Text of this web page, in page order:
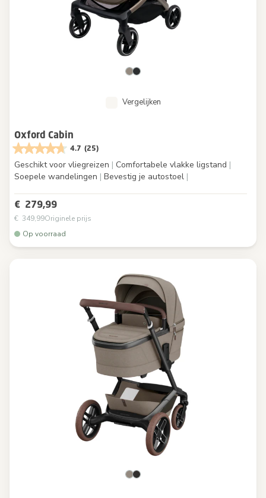
Vergelijken
Oxford Cabin
4.7 (25)
Geschikt voor vliegreizen | Comfortabele vlakke ligstand |
Soepele wandelingen | Bevestig je autostoel |
€ 279,99
€ 349,99Originele prijs
Op voorraad